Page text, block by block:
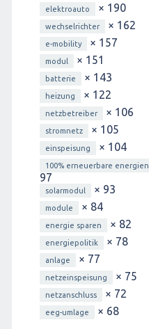
elektroauto × 190
wechselrichter × 162
e-mobility × 157
modul × 151
batterie × 143
heizung × 122
netzbetreiber × 106
stromnetz × 105
einspeisung × 104
100% erneuerbare energien
97
solarmodul × 93
module × 84
energie sparen × 82
energiepolitik × 78
anlage × 77
netzeinspeisung × 75
netzanschluss × 72
eeg-umlage × 68